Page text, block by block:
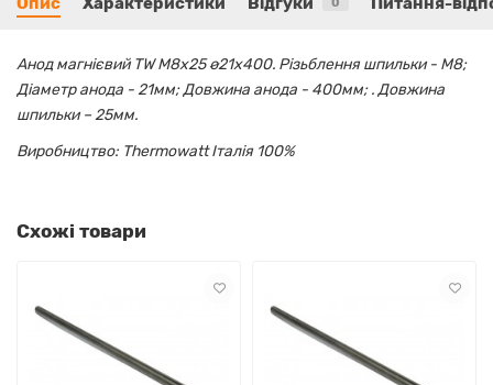
0
Анод магнієвий TW М8х25 ø21х400. Різьблення шпильки - М8;
Діаметр анода - 21мм; Довжина анода - 400мм; . Довжина
шпильки – 25мм.
Виробництво: Thermowatt Італія 100%
Схожі товари